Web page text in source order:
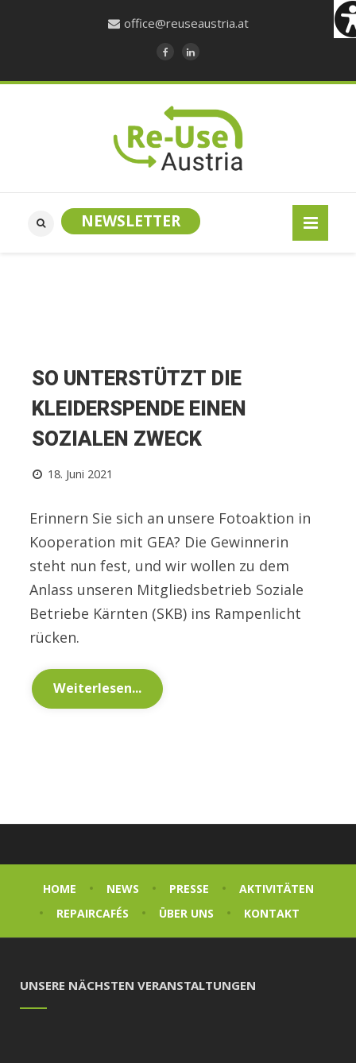
office@reuseaustria.at
NEWSLETTER
SO UNTERSTÜTZT DIE
KLEIDERSPENDE EINEN
SOZIALEN ZWECK
18. Juni 2021
Erinnern Sie sich an unsere Fotoaktion in
Kooperation mit GEA? Die Gewinnerin
steht nun fest, und wir wollen zu dem
Anlass unseren Mitgliedsbetrieb Soziale
Betriebe Kärnten (SKB) ins Rampenlicht
rücken.
Weiterlesen...
HOME NEWS PRESSE
AKTIVITÄTEN
REPAIRCAFÉS
ÜBER UNS KONTAKT
UNSERE NÄCHSTEN VERANSTALTUNGEN